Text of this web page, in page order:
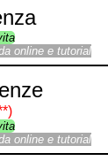
online e tutorial
online e tutorial